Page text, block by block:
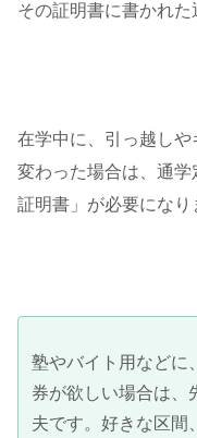
その証明書に書かれた
在学中に、引っ越し
変わった場合は、通
証明書」が必要になり
塾やバイト用などに
券が欲しい場合は、
夫です。好きな区間